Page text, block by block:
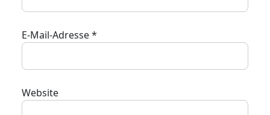
E-Mail-Adresse*
Website